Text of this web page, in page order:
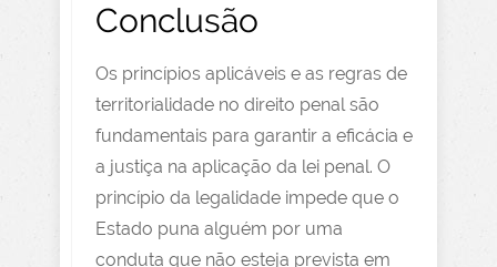
Conclusão
Os princípios aplicáveis e as regras de
territorialidade no direito penal são
fundamentais para garantir a eficácia e
a justiça na aplicação da lei penal. O
princípio da legalidade impede que o
Estado puna alguém por uma
conduta que não esteja prevista em